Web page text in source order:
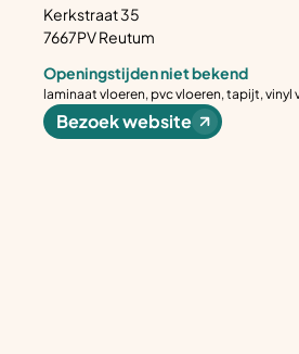
Kerkstraat 35
7667PV Reutum
Openingstijden niet bekend
laminaat vloeren, pvc vloeren, tapijt, vinyl
Bezoek website